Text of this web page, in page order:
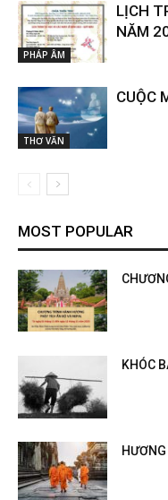
PHÁP ÂM
LỊCH
NĂM
THƠ VĂN
CUỘC
MOST POPULAR
KHÓC